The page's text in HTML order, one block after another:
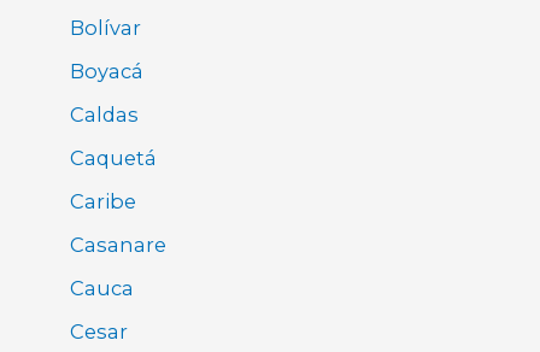
Bolívar
Boyacá
Caldas
Caquetá
Caribe
Casanare
Cauca
Cesar